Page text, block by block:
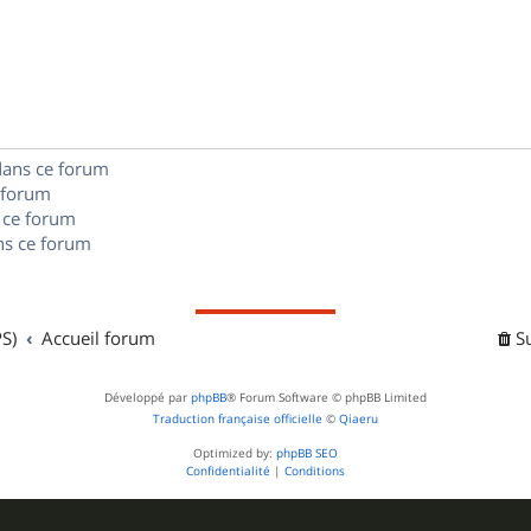
e
ce forum
forum
ce forum
Accueil forum
Développé par phpBB® Forum Software © phpBB Limited
Traduction française officielle © Qiaeru
Optimized by: phpBB SEO
Confidentialité | Conditions